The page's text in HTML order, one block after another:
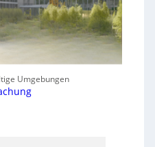
Umgebungen